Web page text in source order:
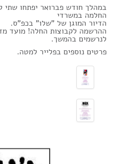
במהלך חודש פברואר יפתחו שתי
החלמה במשרדי
הדיור המוגן של "שלו" בכפ"ס.
ההרשמה לקבוצות החלה! מועד
לנרשמים בהמשך.
פרטים נוספים בפלייר למטה.